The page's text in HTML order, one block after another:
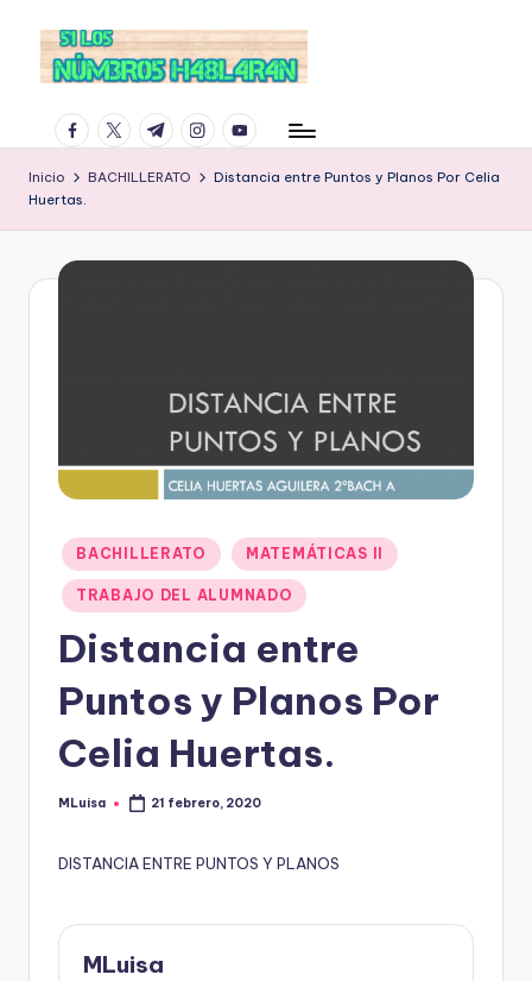
facebook.com
twitter.com
t.me instagram.com
youtube.com
Inicio BACHILLERATO
Distancia entre Puntos y Planos Por Celia
Huertas.
Publicado
en
BACHILLERATO MATEMÁTICAS II
TRABAJO DEL ALUMNADO
Distancia entre
Puntos y Planos Por
Celia Huertas.
Publicado
MLuisa 21 febrero, 2020
DISTANCIA ENTRE PUNTOS Y PLANOS
MLuisa